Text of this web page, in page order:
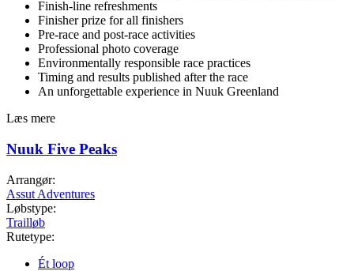
Finish-line refreshments
Finisher prize for all finishers
Pre-race and post-race activities
Professional photo coverage
Environmentally responsible race practices
Timing and results published after the race
An unforgettable experience in Nuuk Greenland
Læs mere
Nuuk Five Peaks
Arrangør:
Assut Adventures
Løbstype:
Trailløb
Rutetype:
Ét loop